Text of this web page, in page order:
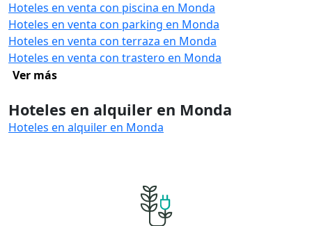
Hoteles en venta con piscina en Monda
Hoteles en venta con parking en Monda
Hoteles en venta con terraza en Monda
Hoteles en venta con trastero en Monda
Ver más
Hoteles en alquiler en Monda
Hoteles en alquiler en Monda